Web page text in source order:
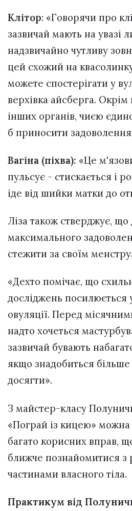
Клітор: «Говорячи про
зазвичай мають на увазі
надзвичайно чутливу
цей схожий на
можете спостерігати у
верхівка айсберга. Окрім
інших органів, чиєю
б приносити
Вагіна (піхва): «Це
пульсує - стискається і
іде від шийки матки до
Ліза також стверджує, що
максимального
стежити за своїм
«Дехто помічає, що
досліджень посилюється
овуляції. Перед
надто хочеться
зазвичай бувають
якщо знадобиться більше
досягти».
З майстер-класу
«Пограй із кицею»
багато корисних вправ,
ближче познайомитися з
частинами власного тіла.
Практикум від